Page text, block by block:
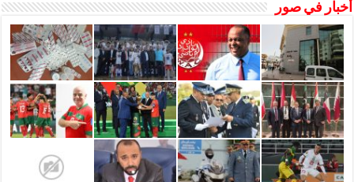
أخبار في صور